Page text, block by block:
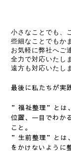
小さなことでも、
些細なことでもか
お気軽に弊社へご
全力で対応いたし
遠方も対応いたし
最後に私たちが実
”福祉整理”とは
位置、一目でわか
こと。
”生前整理”とは
をかけないように